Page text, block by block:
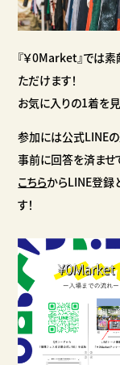
『￥0Market』では
ただけます！
お気に入りの1着を
参加には公式LINEの
事前に回答を済ませ
こちらからLINE登録
す！